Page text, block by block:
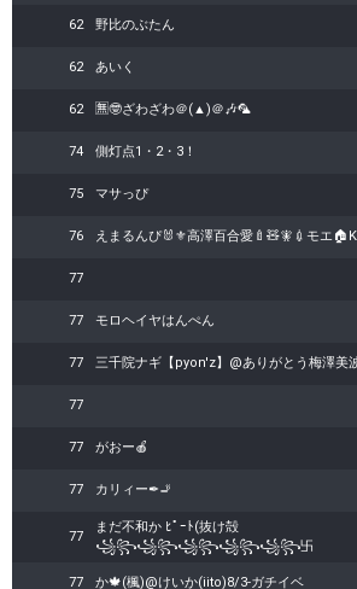
62 野比のぶたん
62 あいく
62 🈚🤓ざわざわ＠(▲)＠🎶🦜
74 側灯点1・2・3！
75 マサっぴ
76 えまるんぴ🐰⚜️高澤百合愛🍼🧸🧚💉モエ
77
77 モロヘイヤはんぺん
77 三千院ナギ【pyon'z】@ありがとう梅澤美
77
77 がおー🍎
77 カリィー✒🚬
77
まだ不和か ﾋﾟｰﾄ(抜け殻
꧁꧂꧁꧂꧁꧂꧁꧂꧁꧂卐
77 か🍁(楓)@けいか(iito)8/3-ガチイベ